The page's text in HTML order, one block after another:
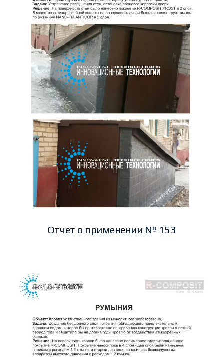
Отчет о применении № 153